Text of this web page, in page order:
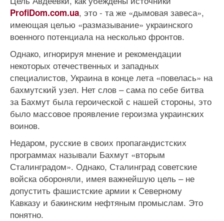
ProfiDom.com.ua, это - та же «дымовая завеса»,
имеющая целью «размазывание» украинского
военного потенциала на несколько фронтов.
Однако, игнорируя мнение и рекомендации
некоторых отечественных и западных
специалистов, Украина в конце лета «повелась» на
бахмутский узел. Нет слов – сама по себе битва
за Бахмут была героической с нашей стороны, это
было массовое проявление героизма украинских
воинов.
Недаром, русские в своих пропагандистских
программах называли Бахмут «вторым
Сталинградом». Однако, Сталинград советские
войска обороняли, имея важнейшую цель – не
допустить фашистские армии к Северному
Кавказу и бакинским нефтяным промыслам. Это
понятно.